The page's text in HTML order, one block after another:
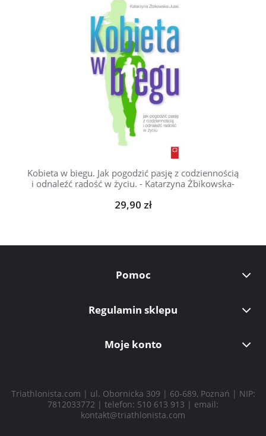
Kobieta w biegu. Jak pogodzić pasję z codziennością
i odnaleźć radość w życiu. - Katarzyna Żbikowska-
29,90 zł
Pomoc
Regulamin sklepu
Moje konto
Triathlonista.com | ul. Obornicka 309 | 60-689, Poznań | NIP:
7812033772 | telefon: 510 613 913 | email:
kontakt@triathlonista.com